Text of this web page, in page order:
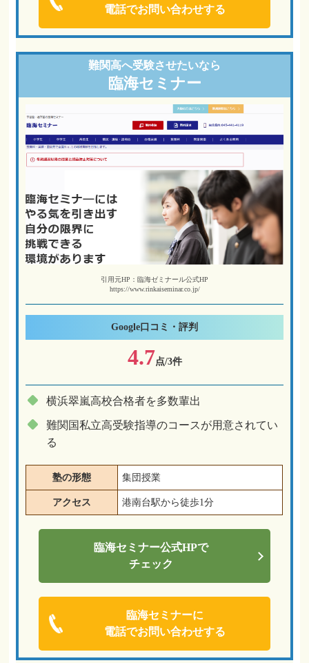
電話でお問い合わせする
難関高へ受験させたいなら
臨海セミナー
引用元HP：臨海ゼミナール公式HP
https://www.rinkaiseminar.co.jp/
Google 口コミ・評判
4.7点/3件
横浜翠嵐高校合格者を多数輩出
難関国私立高受験指導のコースが用意されてい
る
塾の形態 集団授業
アクセス 港南台駅から徒歩1分
臨海セミナー公式HPで
チェック
臨海セミナーに
電話でお問い合わせする